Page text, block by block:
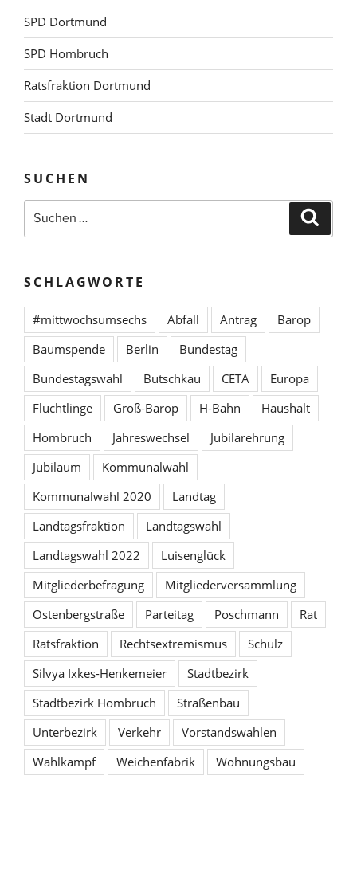
SPD Dortmund
SPD Hombruch
Ratsfraktion Dortmund
Stadt Dortmund
SUCHEN
nach:
SCHLAGWORTE
#mittwochsumsechs Abfall Antrag
Barop
Baumspende
Berlin
Bundestag
Bundestagswahl
Butschkau CETA
Europa
Flüchtlinge
Groß-Barop H-Bahn
Haushalt
Hombruch
Jahreswechsel
Jubilarehrung
Jubiläum
Kommunalwahl
Kommunalwahl 2020
Landtag
Landtagsfraktion
Landtagswahl
Landtagswahl 2022
Luisenglück
Mitgliederbefragung
Mitgliederversammlung
Ostenbergstraße
Parteitag Poschmann
Rat
Ratsfraktion
Rechtsextremismus
Schulz
Silvya Ixkes-Henkemeier
Stadtbezirk
Stadtbezirk Hombruch
Straßenbau
Unterbezirk
Verkehr
Vorstandswahlen
Wahlkampf
Weichenfabrik Wohnungsbau